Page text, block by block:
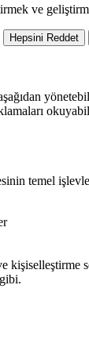
ve
Hepsini Reddet
temel
kişiselleştirme